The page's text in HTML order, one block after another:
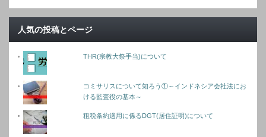
人気の投稿とページ
THR(宗教大祭手当)について
コミサリスについて知ろう①～インドネシア会社法にお
ける監査役の基本～
租税条約適用に係るDGT(居住証明)について